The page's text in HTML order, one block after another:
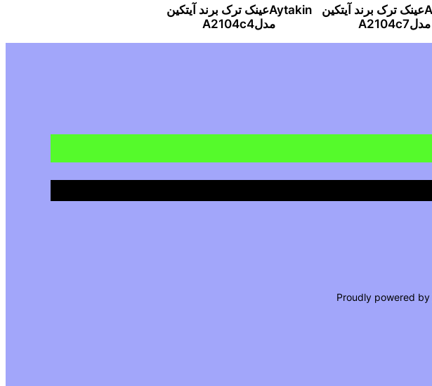
Aytakinعینک ترک برند آیتکین
مدلA2104c7
Aytakinعینک ترک برند آیتکین
مدلA2104c4
Proudly powered by